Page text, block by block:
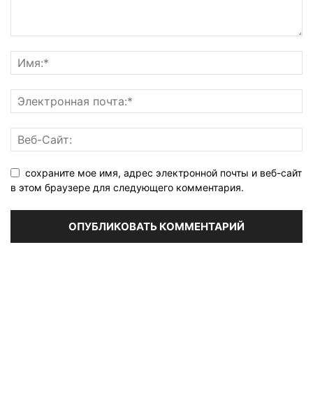
сохраните мое имя, адрес электронной почты и веб-сайт
в этом браузере для следующего комментария.